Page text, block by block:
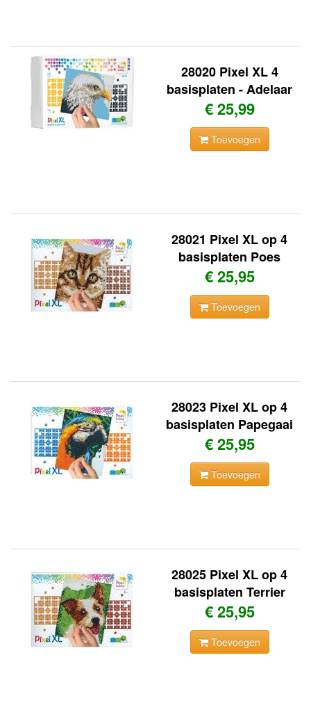
28020 Pixel XL 4
basisplaten - Adelaar
€ 25,99
Toevoegen
28021 Pixel XL op 4
basisplaten Poes
€ 25,95
Toevoegen
28023 Pixel XL op 4
basisplaten Papegaai
€ 25,95
Toevoegen
28025 Pixel XL op 4
basisplaten Terrier
€ 25,95
Toevoegen